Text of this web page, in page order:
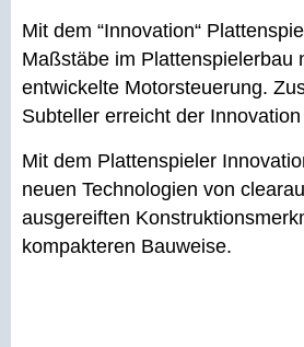
Mit dem “Innovation“
Maßstäbe im Plattenspielerbau
entwickelte Motorsteuerung.
Subteller erreicht der
Mit dem Plattenspieler
neuen Technologien von
ausgereiften
kompakteren Bauweise.